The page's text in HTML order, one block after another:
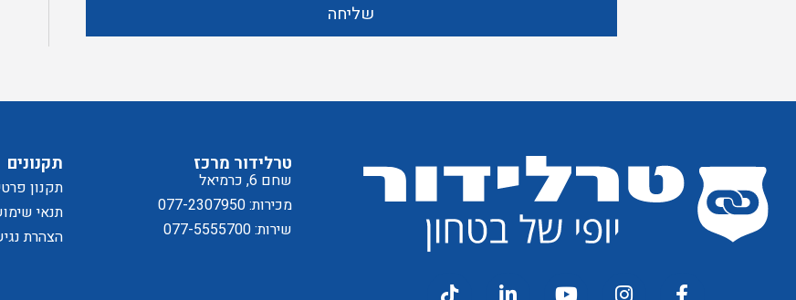
שליחה
טרלידור מרכז
שחם 6, כרמיאל
מכירות: 077-2307950
שירות: 077-5555700
תקנונים
תקנון
תנאי
הצהרת